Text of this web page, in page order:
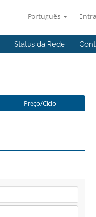
Português
Status da Rede
Preço/Ciclo